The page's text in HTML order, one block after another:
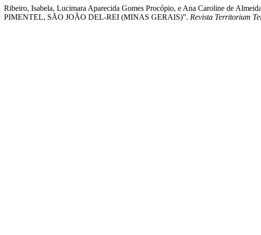
Ribeiro, Isabela, Lucimara Aparecida Gomes Procópio, e Ana Caroline de
PIMENTEL, SÃO JOÃO DEL-REI (MINAS GERAIS)”. Revista Territorium